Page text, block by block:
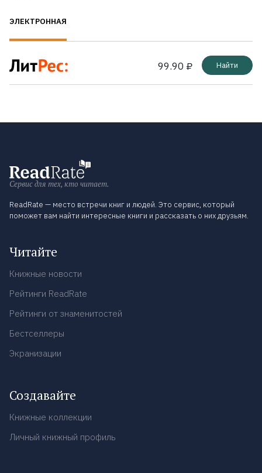
ЭЛЕКТРОННАЯ
99.90 ₽ Найти
Сервис для тех, кто читает.
ReadRate — место встречи книг и людей. Это сервис, который
поможет вам найти интересные книги и рассказать о них друзьям.
Читайте
Книжные новости
Рейтинги ReadRate
Рейтинги от знаменитостей
Бестселлеры
Экранизации
Создавайте
Книжные коллекции
Личный книжный профиль